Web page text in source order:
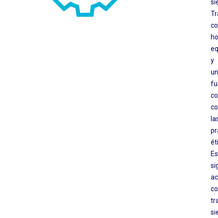
y
un